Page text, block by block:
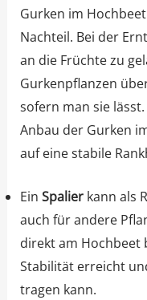
Gurken im
Nachteil. Bei der
an die Früchte zu
Gurkenpflanzen
sofern man sie
Anbau der Gurken
auf eine stabile
Ein Spalier kann als
auch für andere
direkt am Hochbeet
Stabilität erreicht
tragen kann.